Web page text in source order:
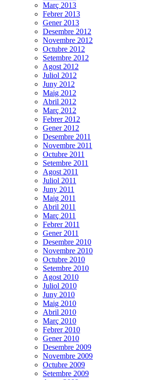
Març 2013
Febrer 2013
Gener 2013
Desembre 2012
Novembre 2012
Octubre 2012
Setembre 2012
Agost 2012
Juliol 2012
Juny 2012
Maig 2012
Abril 2012
Març 2012
Febrer 2012
Gener 2012
Desembre 2011
Novembre 2011
Octubre 2011
Setembre 2011
Agost 2011
Juliol 2011
Juny 2011
Maig 2011
Abril 2011
Març 2011
Febrer 2011
Gener 2011
Desembre 2010
Novembre 2010
Octubre 2010
Setembre 2010
Agost 2010
Juliol 2010
Juny 2010
Maig 2010
Abril 2010
Març 2010
Febrer 2010
Gener 2010
Desembre 2009
Novembre 2009
Octubre 2009
Setembre 2009